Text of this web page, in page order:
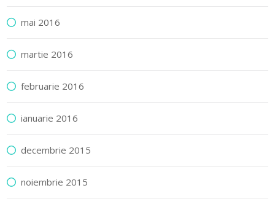
mai 2016
martie 2016
februarie 2016
ianuarie 2016
decembrie 2015
noiembrie 2015